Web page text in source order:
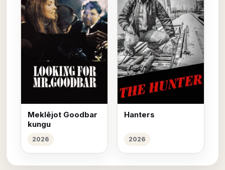
Meklējot Goodbar
kungu
2026
Hanters
2026